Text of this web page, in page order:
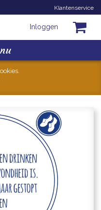
Klantenservice
Inloggen